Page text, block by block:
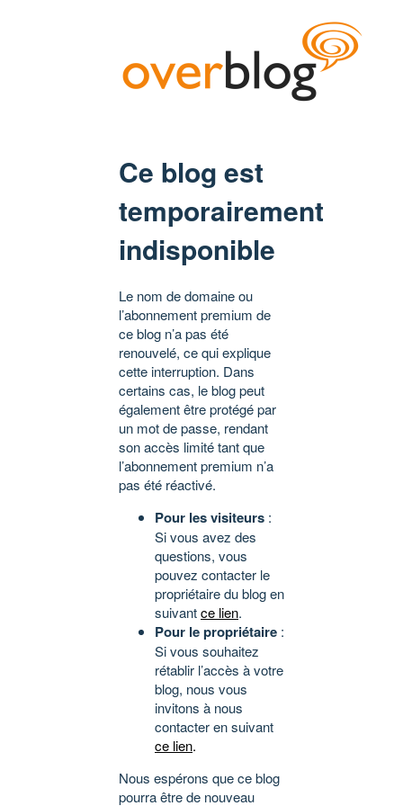
Ce blog est
temporairement
indisponible
Le nom de domaine ou
l’abonnement premium de
ce blog n’a pas été
renouvelé, ce qui explique
cette interruption. Dans
certains cas, le blog peut
également être protégé par
un mot de passe, rendant
son accès limité tant que
l’abonnement premium n’a
pas été réactivé.
Pour les visiteurs :
Si vous avez des
questions, vous
pouvez contacter le
propriétaire du blog en
suivantce lien.
Pour le propriétaire :
Si vous souhaitez
rétablir l’accès à votre
blog, nous vous
invitons à nous
contacter en suivant
ce lien.
Nous espérons que ce blog
pourra être de nouveau